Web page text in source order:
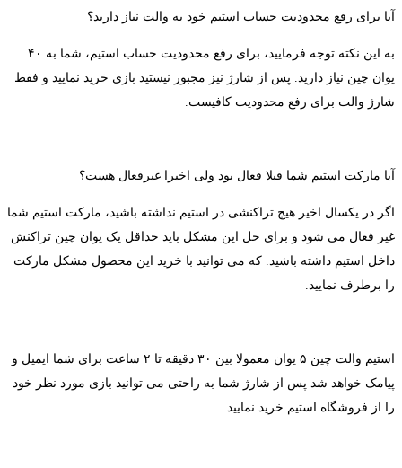
آیا برای رفع محدودیت حساب استیم خود به والت نیاز دارید؟
به این نکته توجه فرمایید، برای رفع محدودیت حساب استیم، شما به ۴۰
یوان چین نیاز دارید. پس از شارژ نیز مجبور نیستید بازی خرید نمایید و فقط
شارژ والت برای رفع محدودیت کافیست.
آیا مارکت استیم شما قبلا فعال بود ولی اخیرا غیرفعال هست؟
اگر در یکسال اخیر هیچ تراکنشی در استیم نداشته باشید، مارکت استیم شما
غیر فعال می شود و برای حل این مشکل باید حداقل یک یوان چین تراکنش
داخل استیم داشته باشید. که می توانید با خرید این محصول مشکل مارکت
را برطرف نمایید.
استیم والت چین ۵ یوان معمولا بین ۳۰ دقیقه تا ۲ ساعت برای شما ایمیل و
پیامک خواهد شد پس از شارژ شما به راحتی می توانید بازی مورد نظر خود
را از فروشگاه استیم خرید نمایید.